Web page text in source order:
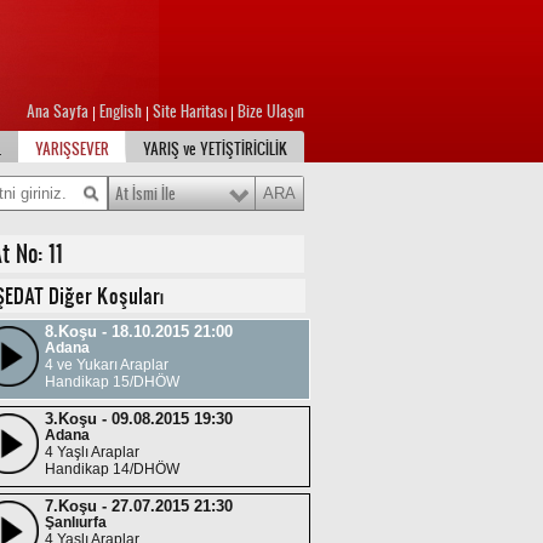
Ana Sayfa English Site Haritası Bize Ulaşın
YARIŞSEVER YARIŞ ve YETİŞTİRİCİLİK
At İsmi İle
No: 11
Diğer Koşuları
8.Koşu - 18.10.2015 21:00
Adana
4 ve Yukarı Araplar
Handikap 15/DHÖW
3.Koşu - 09.08.2015 19:30
Adana
4 Yaşlı Araplar
Handikap 14/DHÖW
7.Koşu - 27.07.2015 21:30
Şanlıurfa
4 Yaşlı Araplar